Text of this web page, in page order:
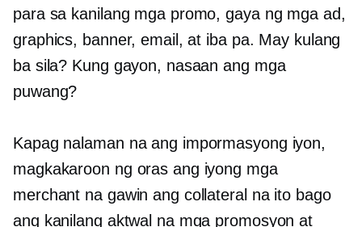
para sa kanilang mga promo, gaya ng mga ad,
graphics, banner, email, at iba pa. May kulang
ba sila? Kung gayon, nasaan ang mga
puwang?
Kapag nalaman na ang impormasyong iyon,
magkakaroon ng oras ang iyong mga
merchant na gawin ang collateral na ito bago
ang kanilang aktwal na mga promosyon at